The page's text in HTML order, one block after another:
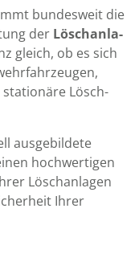
bundes­weit die
der Lösch­an­la­
gleich, ob es sich
stationäre Lösch­
aus­ge­bil­dete
hoch­wer­tigen
Löschanlagen
Ihrer